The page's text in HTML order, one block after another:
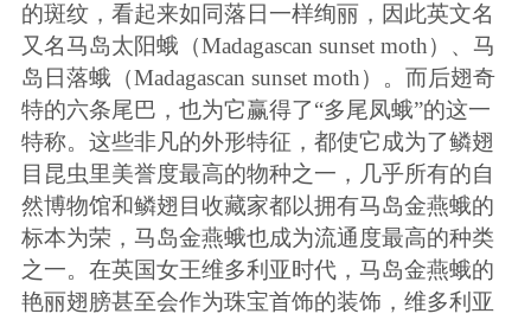
的斑纹，看起来如同落日一样绚丽，因此英文名
又名马岛太阳蛾（Madagascan sunset moth）、马
岛日落蛾（Madagascan sunset moth）。而后翅奇
特的六条尾巴，也为它赢得了“多尾凤蛾”的这一
特称。这些非凡的外形特征，都使它成为了鳞翅
目昆虫里美誉度最高的物种之一，几乎所有的自
然博物馆和鳞翅目收藏家都以拥有马岛金燕蛾的
标本为荣，马岛金燕蛾也成为流通度最高的种类
之一。在英国女王维多利亚时代，马岛金燕蛾的
艳丽翅膀甚至会作为珠宝首饰的装饰，维多利亚